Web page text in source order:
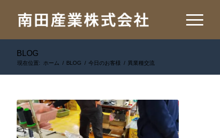
BLOG
現在位置: ホーム / BLOG / 今日のお客様 / 異業種交流